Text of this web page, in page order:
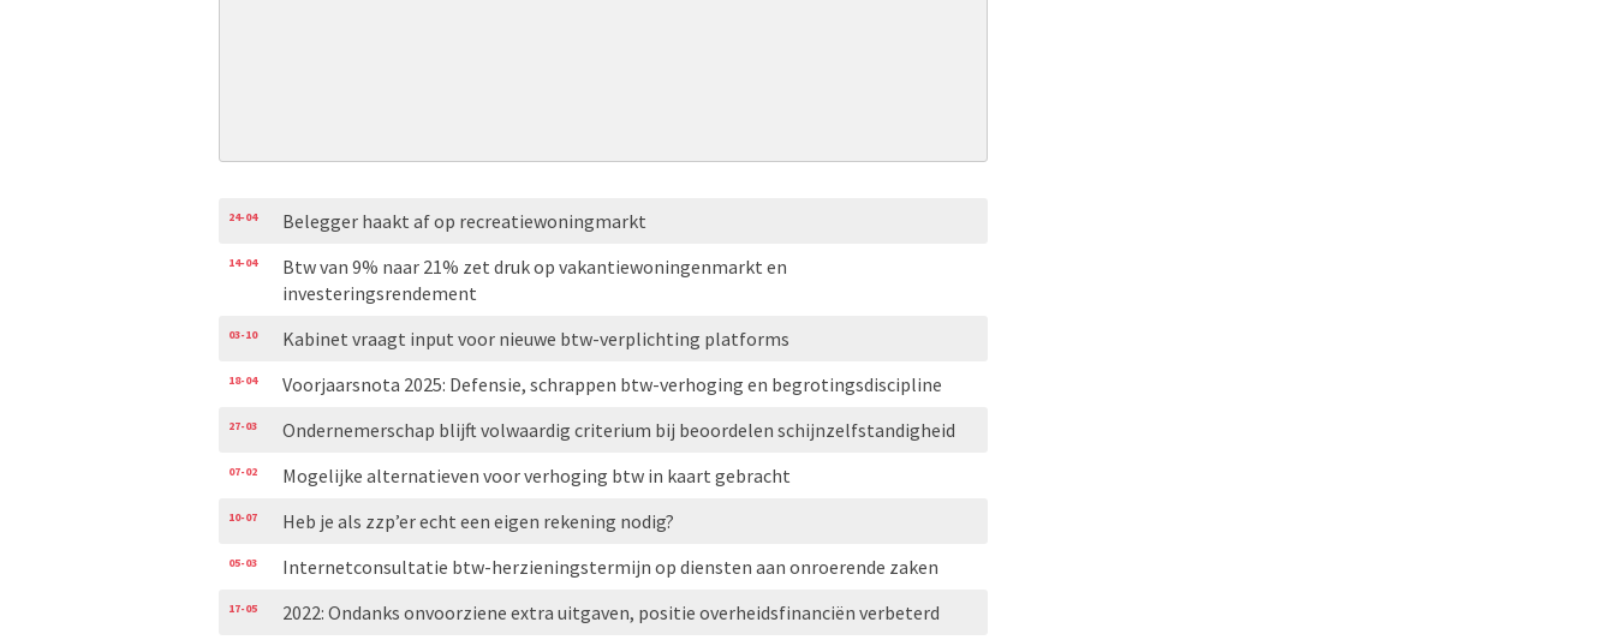
24-04 Belegger haakt af op recreatiewoningmarkt
14-04
Btw van 9% naar 21% zet druk op vakantiewoningenmarkt en
investeringsrendement
03-10 Kabinet vraagt input voor nieuwe btw-verplichting platforms
18-04 Voorjaarsnota 2025: Defensie, schrappen btw-verhoging en begrotingsdiscipline
27-03 Ondernemerschap blijft volwaardig criterium bij beoordelen schijnzelfstandigheid
07-02 Mogelijke alternatieven voor verhoging btw in kaart gebracht
10-07 Heb je als zzp’er echt een eigen rekening nodig?
05-03 Internetconsultatie btw-herzieningstermijn op diensten aan onroerende zaken
17-05 2022: Ondanks onvoorziene extra uitgaven, positie overheidsfinanciën verbeterd